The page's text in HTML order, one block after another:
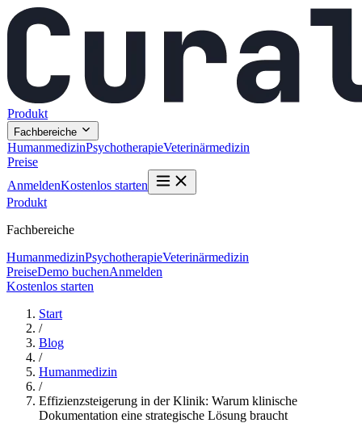
Produkt
Fachbereiche
HumanmedizinPsychotherapieVeterinärmedizin
Preise
AnmeldenKostenlos starten
Produkt
Fachbereiche
HumanmedizinPsychotherapieVeterinärmedizin
PreiseDemo buchenAnmelden
Kostenlos starten
Start
/
Blog
/
Humanmedizin
/
Effizienzsteigerung in der Klinik: Warum klinische
Dokumentation eine strategische Lösung braucht